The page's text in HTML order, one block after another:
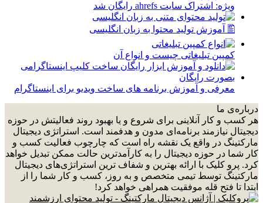
ویژه: اشتراک سایت ahrefs رایگان شد
🖺 آموزش تولید محتوا به زبان انگلیسی
کمپین تبلیغاتی چیست و انواع آن
معرفی و آموزش برنامه های ساخت ویدیو برای اینستاگرام
درباره‌ی ما
هر کسب و کار آنلاینی برای شروع و یا بهبود روند فعالیتش در حوزه
دیجیتال نیازمند برنامه‌ای مدون و هدفمند است. استراتژی دیجیتال
مارکتینگ در واقع یک نقشه راه است که چارچوب فعالیت کسب و
کار شما در حوزه دیجیتال را به کارآمدترین حالت ممکن تبدیل خواهد
کرد. پرو کلیک با ارائه بهترین و شفاف ترین استراتژی‌های دیجیتال
مارکتینگ توسط تیمی متخصص و به روز، کسب و کار شما را از
ابتدا تا فتح قله موفقیت همراهی خواهد کرد!